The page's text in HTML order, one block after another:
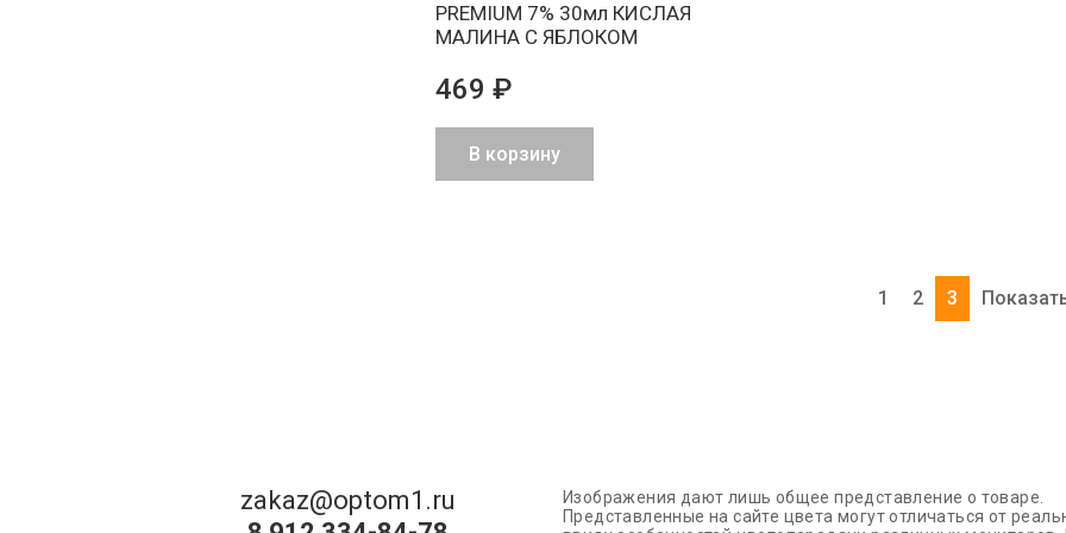
PREMIUM 7% 30мл КИСЛАЯ
МАЛИНА С ЯБЛОКОМ
469 ₽
В корзину
1 2 3
zakaz@optom1.ru
Изображения дают лишь общее представление о товаре.
Представленные на сайте цвета могут отличаться от